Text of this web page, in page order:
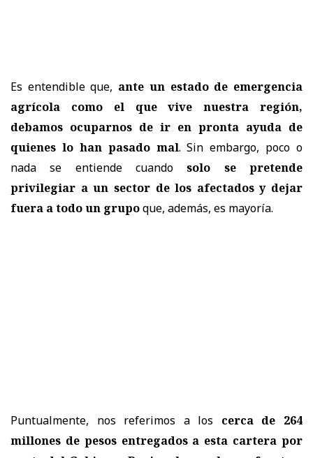
Es entendible que, ante un estado de emergencia
agrícola como el que vive nuestra región,
debamos ocuparnos de ir en pronta ayuda de
quienes lo han pasado mal. Sin embargo, poco o
nada se entiende cuandosolo se pretende
privilegiar a un sector de los afectados y dejar
fuera a todo un grupoque, además, es mayoría.
Puntualmente, nos referimos a los cerca de 264
millones de pesos entregados a esta cartera por